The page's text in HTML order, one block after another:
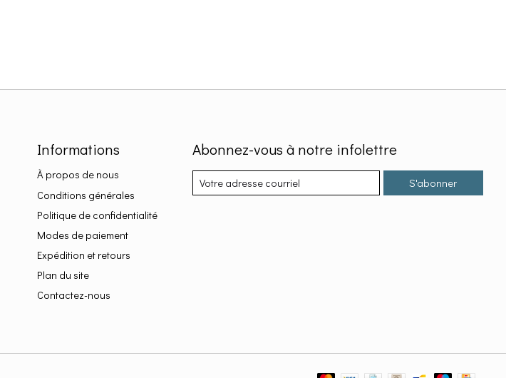
Informations
À propos de nous
Conditions générales
Politique de confidentialité
Modes de paiement
Expédition et retours
Plan du site
Contactez-nous
Abonnez-vous à notre infolettre
S'abonner